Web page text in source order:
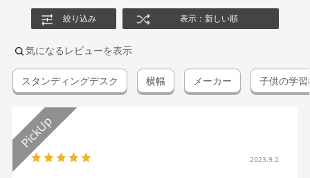
絞り込み 表示：新しい順
気になるレビューを表示
スタンディングデスク 横幅 メーカー 子供の学
2023.9.2